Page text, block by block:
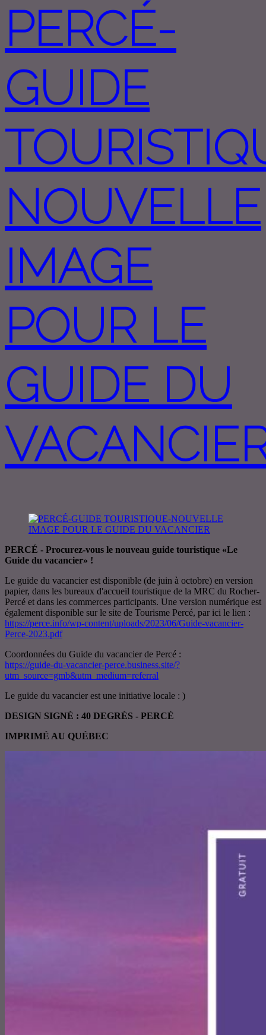
PERCÉ-
GUIDE
NOUVELLE
IMAGE
POUR LE
GUIDE DU
PERCÉ - Procurez-vous le nouveau guide touristique «Le
Guide du vacancier» !
Le guide du vacancier est disponible (de juin à octobre) en version
papier, dans les bureaux d'accueil touristique de la MRC du Rocher-
Percé et dans les commerces participants. Une version numérique est
également disponible sur le site de Tourisme Percé, par ici le lien :
https://perce.info/wp-content/uploads/2023/06/Guide-vacancier-
Perce-2023.pdf
Coordonnées du Guide du vacancier de Percé :
https://guide-du-vacancier-perce.business.site/?
utm_source=gmb&utm_medium=referral
Le guide du vacancier est une initiative locale : )
DESIGN SIGNÉ : 40 DEGRÉS - PERCÉ
IMPRIMÉ AU QUÉBEC